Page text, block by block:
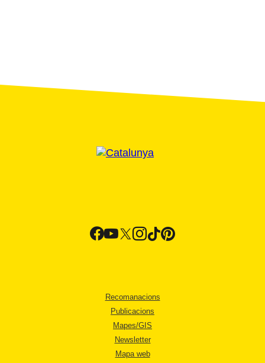
Recomanacions
Publicacions
Mapes/GIS
Newsletter
Mapa web